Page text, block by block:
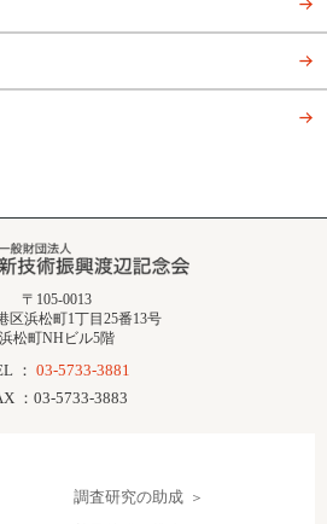
〒105-0013
区浜松町1丁目25番13号
浜松町NHビル5階
： 03-5733-3881
：03-5733-3883
調査研究の助成